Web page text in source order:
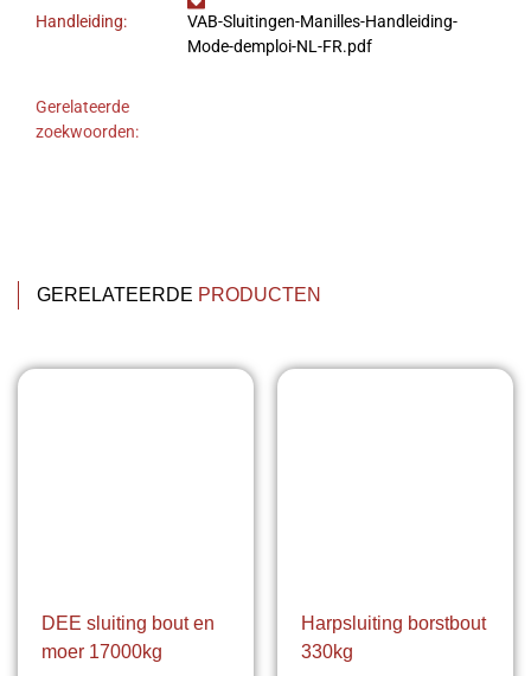
Handleiding:
VAB-Sluitingen-Manilles-Handleiding-
Mode-demploi-NL-FR.pdf
Gerelateerde
zoekwoorden:
GERELATEERDE PRODUCTEN
DEE sluiting bout en
moer 17000kg
Harpsluiting borstbout
330kg